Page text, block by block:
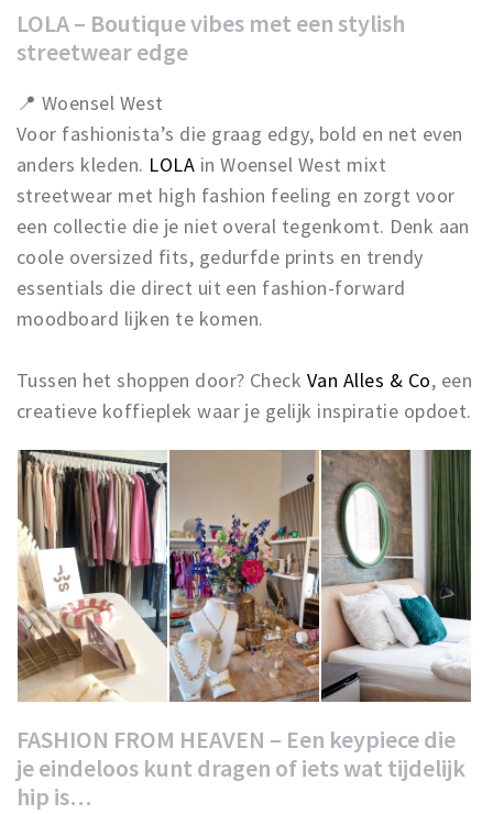
LOLA – Boutique vibes met een stylish
streetwear edge
📍 Woensel West
Voor fashionista’s die graag edgy, bold en net even
anders kleden. LOLA in Woensel West mixt
streetwear met high fashion feeling en zorgt voor
een collectie die je niet overal tegenkomt. Denk aan
coole oversized fits, gedurfde prints en trendy
essentials die direct uit een fashion-forward
moodboard lijken te komen.
Tussen het shoppen door? Check Van Alles & Co, een
creatieve koffieplek waar je gelijk inspiratie opdoet.
FASHION FROM HEAVEN – Een keypiece die
je eindeloos kunt dragen of iets wat tijdelijk
hip is…